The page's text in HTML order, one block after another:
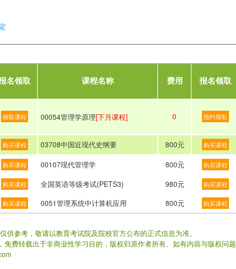
名领取 课程名称 费用 报名领取
领取课程 00054管理学原理[下月课程] 0 预约领取
购买课程 03708中国近现代史纲要 800元 购买课程
购买课程 00107现代管理学 800元 购买课程
购买课程 全国英语等级考试(PETS3) 980元 购买课程
购买课程 0051管理系统中计算机应用 800元 购买课程
参考，敬请以教育考试院及院校官方公布的正式信息为准。
费转载出于非商业性学习目的，版权归原作者所有。如有内容与版权问题